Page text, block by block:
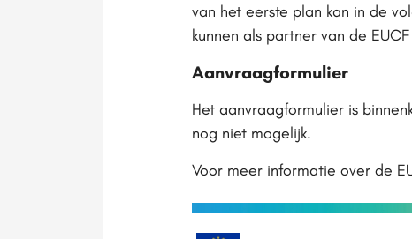
van het eerste plan kan in de
kunnen als partner van de
Aanvraagformulier
Het aanvraagformulier is
nog niet mogelijk.
Voor meer informatie over de